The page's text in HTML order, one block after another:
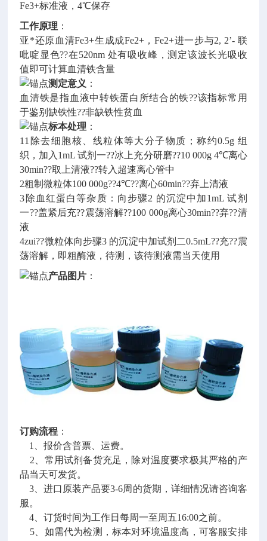
Fe3+标准液，4℃保存
工作原理 ：
亚*还原血清Fe3+生成成Fe2+，Fe2+进一步与2, 2’- 联
吡啶显色??在520nm 处有吸收峰，测定该波长光吸收
值即可计算血清铁含量
测定意义 ：
血清铁是指血液中转铁蛋白所结合的铁??该指标常用
于鉴别缺铁性??非缺铁性贫血
标本处理 ：
11除去细胞核、线粒体等大分子物质；称约0.5g 组
织，加入1mL 试剂一??冰上充分研磨??10 000g 4℃离心
30min??取上清液??转入超速离心管中
2粗制微粒体100 000g??4℃??离心60min??弃上清液
3除血红蛋白等杂质：向步骤2 的沉淀中加1mL 试剂
一??盖紧后充??震荡溶解??100 000g离心30min??弃??清
液
4zui??微粒体向步骤3 的沉淀中加试剂二0.5mL??充??震
荡溶解，即粗酶液，待测，该待测液需当天使用
产品图片 ：
订购流程 ：
1、报价含普票、运费。
2、常用试剂备货充足，除对温度要求极其严格的产
品当天可发货。
3、进口原装产品要3-6周的货期，详细情况请咨询客
服。
4、订货时间为工作日每周一至周五16:00之前。
5、如需代为检测，标本对环境温度高，可客服安排